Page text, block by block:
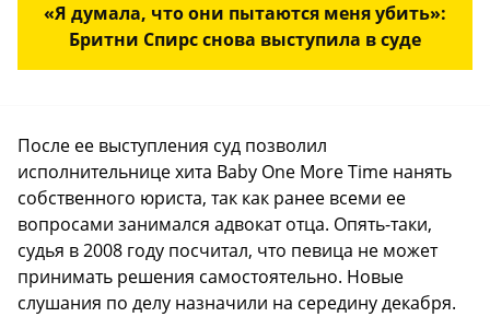
«Я думала, что они пытаются меня убить»:
Бритни Спирс снова выступила в суде
После ее выступления суд позволил
исполнительнице хита Baby One More Time нанять
собственного юриста, так как ранее всеми ее
вопросами занимался адвокат отца. Опять-таки,
судья в 2008 году посчитал, что певица не может
принимать решения самостоятельно. Новые
слушания по делу назначили на середину декабря.